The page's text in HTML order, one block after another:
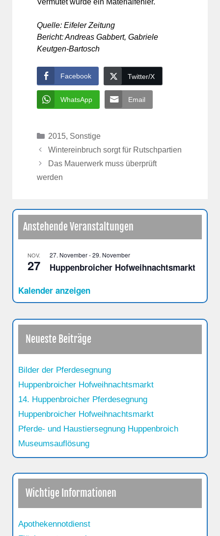
Vermutet wurde ein Materialfehler.
Quelle: Eifeler Zeitung
Bericht: Andreas Gabbert, Gabriele
Keutgen-Bartosch
Facebook Twitter/X
WhatsApp Email
Kategorien
2015, Sonstige
Wintereinbruch sorgt für Rutschpartien
Das Mauerwerk muss überprüft
werden
Anstehende Veranstaltungen
NOV.
27
27. November-29. November
Huppenbroicher Hofweihnachtsmarkt
Kalender anzeigen
Neueste Beiträge
Bilder der Pferdesegnung
Huppenbroicher Hofweihnachtsmarkt
14. Huppenbroicher Pferdesegnung
Huppenbroicher Hofweihnachtsmarkt
Pferde- und Haustiersegnung Huppenbroich
Museumsauflösung
Wichtige Informationen
Apothekennotdienst